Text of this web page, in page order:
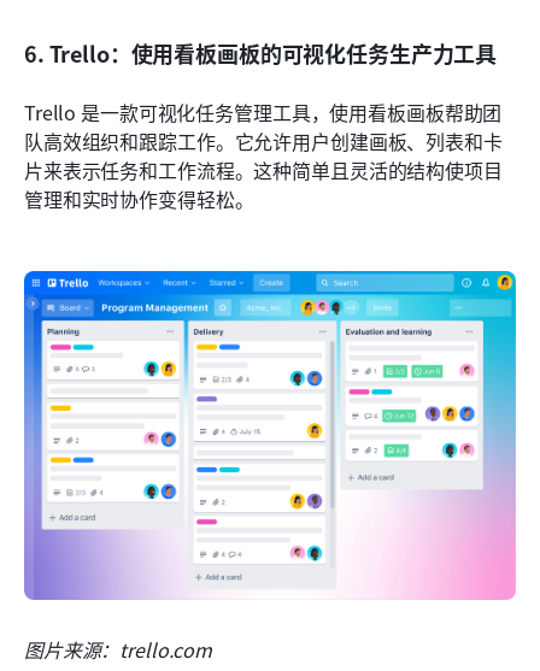
6. Trello：使用看板画板的可视化任务生产力工具
Trello 是一款可视化任务管理工具，使用看板画板帮助团
队高效组织和跟踪工作。它允许用户创建画板、列表和卡
片来表示任务和工作流程。这种简单且灵活的结构使项目
管理和实时协作变得轻松。
图片来源：trello.com